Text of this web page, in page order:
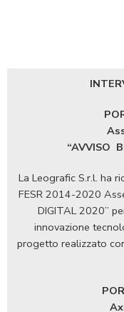
“AVVISO
La Leografic S.r.l. ha
FESR 2014-2020
DIGITAL 2020”
innovazione
progetto realizzato